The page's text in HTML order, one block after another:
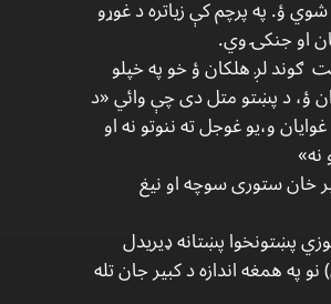
شوي ؤ. په پرچم کې زیاتره د غوړو
او جنکۍ وي.
ګوند لږ هلکان ؤ خو په خپلو
ؤ، د پښتو متل دی چې وائي «د
و،یو غوجل ته ننوتو نه او
خان ستوری سوچه او نیغ
پښتونخوا پښتانه ډیریدل
په همغه اندازه د کبیر جان تله